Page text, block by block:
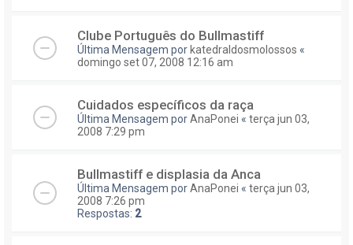
Clube Português do Bullmastiff
Última Mensagem por katedraldosmolossos «
domingo set 07, 2008 12:16 am
Cuidados específicos da raça
Última Mensagem porAnaPonei « terça jun 03,
2008 7:29 pm
Bullmastiff e displasia da Anca
Última Mensagem porAnaPonei « terça jun 03,
2008 7:26 pm
Respostas: 2